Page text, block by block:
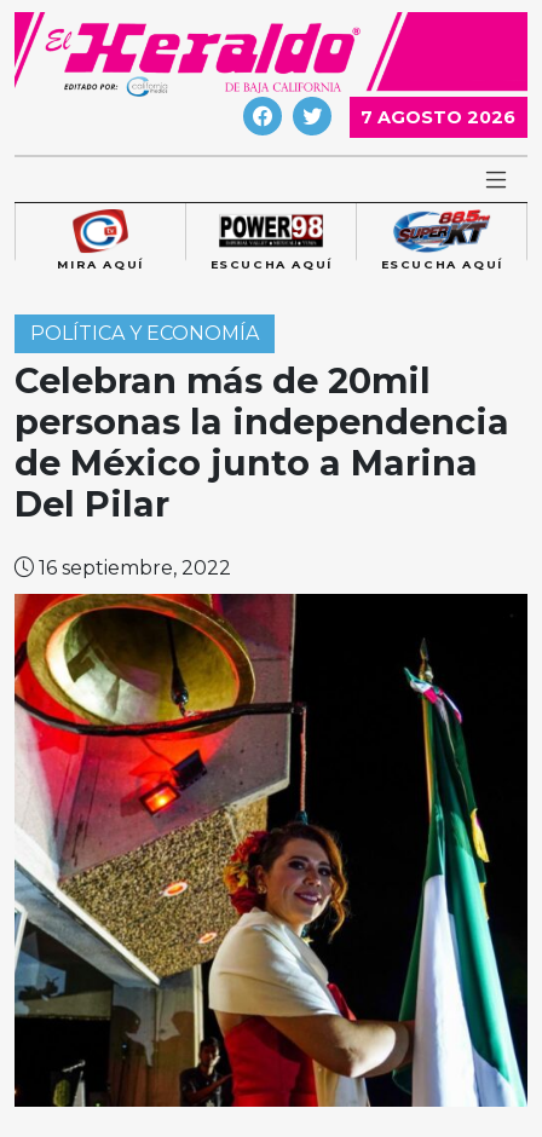
Skip
content
7 AGOSTO 2026
MIRA AQUÍ ESCUCHA AQUÍ ESCUCHA AQUÍ
POLÍTICA Y ECONOMÍA
Celebran más de 20mil
personas la independencia
de México junto a Marina
Del Pilar
16 septiembre, 2022